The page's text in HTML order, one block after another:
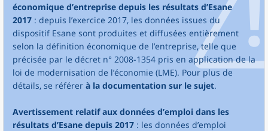
économique d’entreprise depuis les résultats d’Esane
2017 : depuis l’exercice 2017, les données issues du
dispositif Esane sont produites et diffusées entièrement
selon la définition économique de l’entreprise, telle que
précisée par le décret n° 2008-1354 pris en application de la
loi de modernisation de l’économie (LME). Pour plus de
détails, se référer à la documentation sur le sujet.
Avertissement relatif aux données d’emploi dans les
résultats d’Esane depuis 2017 : les données d’emploi